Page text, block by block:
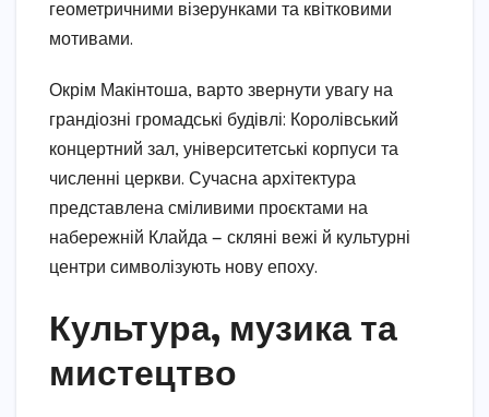
геометричними візерунками та квітковими
мотивами.
Окрім Макінтоша, варто звернути увагу на
грандіозні громадські будівлі: Королівський
концертний зал, університетські корпуси та
численні церкви. Сучасна архітектура
представлена сміливими проєктами на
набережній Клайда — скляні вежі й культурні
центри символізують нову епоху.
Культура, музика та
мистецтво